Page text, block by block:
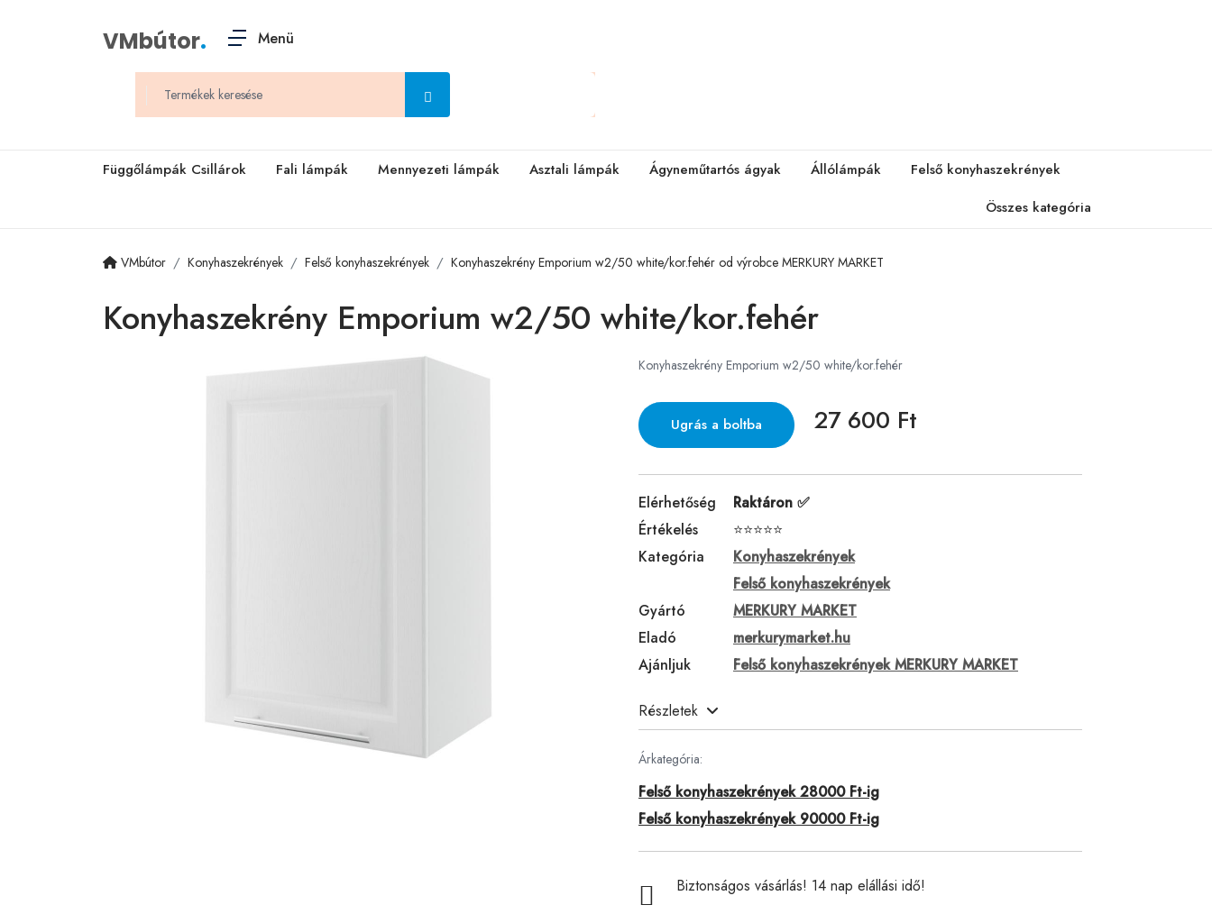
VMbútor. Menü
Függőlámpák Csillárok Fali lámpák Mennyezeti lámpák Asztali lámpák Ágyneműtartós ágyak Állólámpák
Felső konyhaszekrények
Összes kategória
VMbútor Konyhaszekrények Felső konyhaszekrények Konyhaszekrény Emporium w2/50 white/kor.fehér od výrobce MERKURY MARKET
Konyhaszekrény Emporium w2/50 white/kor.fehér
Konyhaszekrény Emporium w2/50 white/kor.fehér
Ugrás a boltba 27 600 Ft
Elérhetőség
Raktáron ✅
Értékelés
⭐⭐⭐⭐⭐
Kategória
Konyhaszekrények
Felső konyhaszekrények
Gyártó
MERKURY MARKET
Eladó
merkurymarket.hu
Ajánljuk
Felső konyhaszekrények MERKURY MARKET
Részletek
Árkategória:
Felső konyhaszekrények 28000 Ft-ig
Felső konyhaszekrények 90000 Ft-ig
Biztonságos vásárlás! 14 nap elállási idő!